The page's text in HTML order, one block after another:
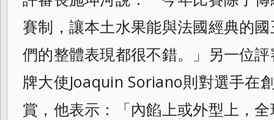
賽制， 讓本土水果能與法國經典的
們的整體表現都很不錯。」另一位評
牌大使Joaquin Soriano則對選手在
賞，他表示：「內餡上或外型上，